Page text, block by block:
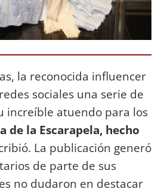
la reconocida influencer
sociales una serie de
increíble atuendo para los
de la Escarapela, hecho
La publicación generó
de parte de sus
no dudaron en destacar